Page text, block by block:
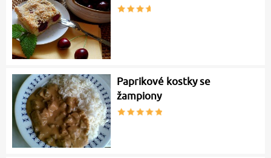
Paprikové kostky se
žampiony